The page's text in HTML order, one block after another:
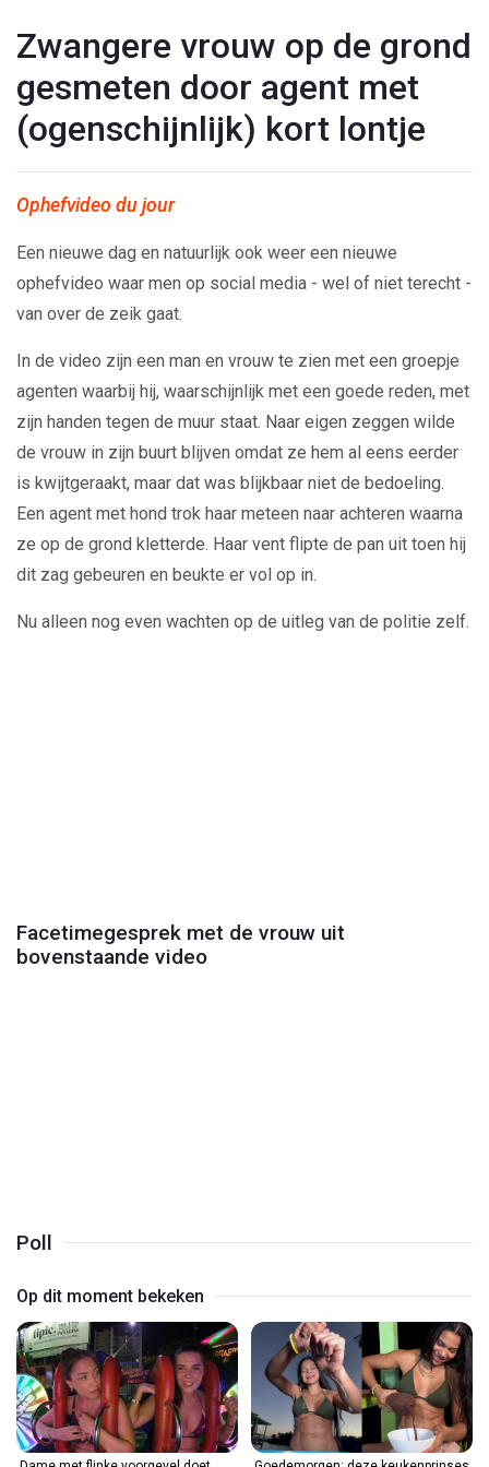
Zwangere vrouw op de grond
gesmeten door agent met
(ogenschijnlijk) kort lontje
Ophefvideo du jour
Een nieuwe dag en natuurlijk ook weer een nieuwe
ophefvideo waar men op social media - wel of niet terecht -
van over de zeik gaat.
In de video zijn een man en vrouw te zien met een groepje
agenten waarbij hij, waarschijnlijk met een goede reden, met
zijn handen tegen de muur staat. Naar eigen zeggen wilde
de vrouw in zijn buurt blijven omdat ze hem al eens eerder
is kwijtgeraakt, maar dat was blijkbaar niet de bedoeling.
Een agent met hond trok haar meteen naar achteren waarna
ze op de grond kletterde. Haar vent flipte de pan uit toen hij
dit zag gebeuren en beukte er vol op in.
Nu alleen nog even wachten op de uitleg van de politie zelf.
Facetimegesprek met de vrouw uit
bovenstaande video
Poll
Op dit moment bekeken